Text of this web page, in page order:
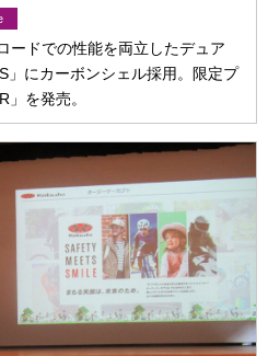
ードでの性能を両立したデュア
」にカーボンシェル採用。限定プ
」を発売。